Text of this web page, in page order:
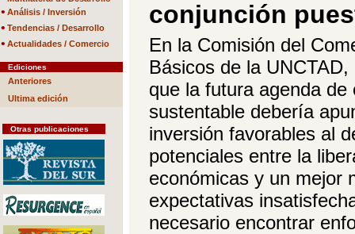
• Análisis / Inversión
• Tendencias / Desarrollo
• Actualidades / Comercio
Ediciones
Anteriores
Ultima edición
Otras publicaciones
conjunción
En la Comisión del
Básicos de la
que la futura agenda
sustentable debería
inversión favorables al
potenciales entre la
económicas y un mejor
expectativas
necesario encontrar